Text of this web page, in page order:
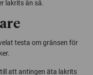
lakrits än så.
testa om gränsen för
att antingen äta lakrits